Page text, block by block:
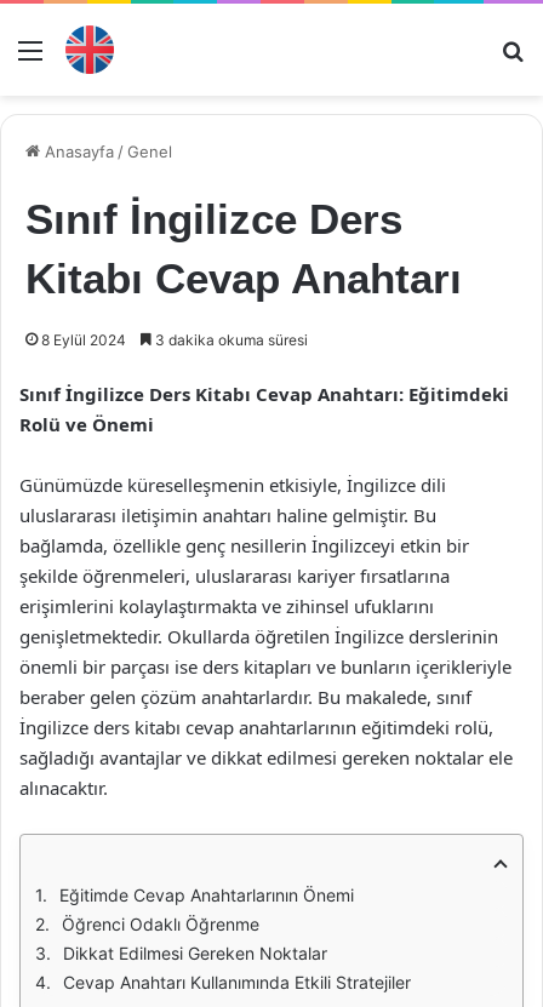
Menü
Anasayfa /Genel
Sınıf İngilizce Ders
Kitabı Cevap Anahtarı
8 Eylül 2024 3 dakika okuma süresi
Sınıf İngilizce Ders Kitabı Cevap Anahtarı: Eğitimdeki
Rolü ve Önemi
Günümüzde küreselleşmenin etkisiyle, İngilizce dili
uluslararası iletişimin anahtarı haline gelmiştir. Bu
bağlamda, özellikle genç nesillerin İngilizceyi etkin bir
şekilde öğrenmeleri, uluslararası kariyer fırsatlarına
erişimlerini kolaylaştırmakta ve zihinsel ufuklarını
genişletmektedir. Okullarda öğretilen İngilizce derslerinin
önemli bir parçası ise ders kitapları ve bunların içerikleriyle
beraber gelen çözüm anahtarlardır. Bu makalede, sınıf
İngilizce ders kitabı cevap anahtarlarının eğitimdeki rolü,
sağladığı avantajlar ve dikkat edilmesi gereken noktalar ele
alınacaktır.
Eğitimde Cevap Anahtarlarının Önemi
Öğrenci Odaklı Öğrenme
Dikkat Edilmesi Gereken Noktalar
Cevap Anahtarı Kullanımında Etkili Stratejiler